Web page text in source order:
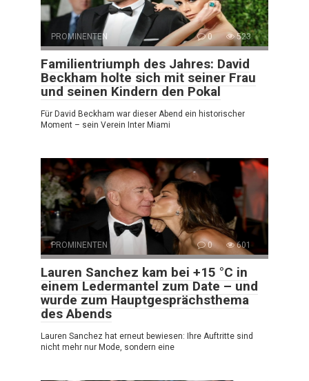
PROMINENTEN 0 523
Familientriumph des Jahres: David
Beckham holte sich mit seiner Frau
und seinen Kindern den Pokal
Für David Beckham war dieser Abend ein historischer
Moment – sein Verein Inter Miami
PROMINENTEN 0 601
Lauren Sanchez kam bei +15 °C in
einem Ledermantel zum Date – und
wurde zum Hauptgesprächsthema
des Abends
Lauren Sanchez hat erneut bewiesen: Ihre Auftritte sind
nicht mehr nur Mode, sondern eine